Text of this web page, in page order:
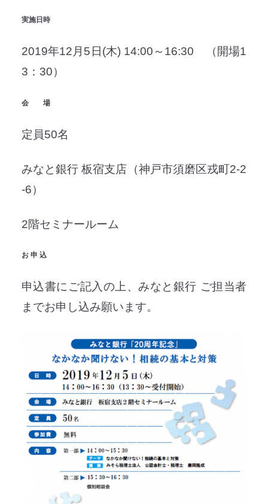
実施日時
2019年12月5日(木) 14:00～16:30 （開場1
3：30）
会 場
定員50名
みなと銀行 板宿支店（神戸市須磨区戎町2-2
-6）
2階セミナールーム
お 申 込
申込書にご記入の上、みなと銀行 ご担当者
までお申し込み願います。